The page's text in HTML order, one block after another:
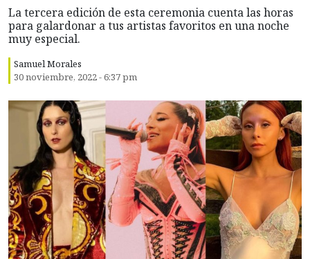
La tercera edición de esta ceremonia cuenta las horas
para galardonar a tus artistas favoritos en una noche
muy especial.
Samuel Morales
30 noviembre, 2022 - 6:37 pm